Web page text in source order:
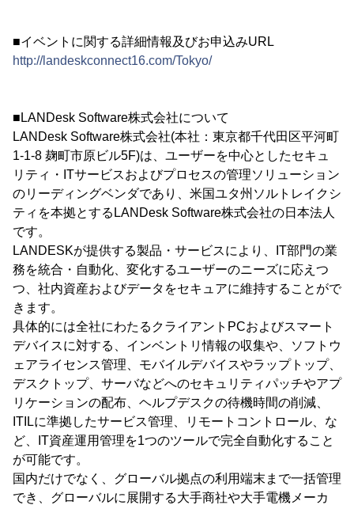
■イベントに関する詳細情報及びお申込みURL
http://landeskconnect16.com/Tokyo/
■LANDesk Software株式会社について
LANDesk Software株式会社(本社：東京都千代田区平河町
1-1-8 麹町市原ビル5F)は、ユーザーを中心としたセキュ
リティ・ITサービスおよびプロセスの管理ソリューション
のリーディングベンダであり、米国ユタ州ソルトレイクシ
ティを本拠とするLANDesk Software株式会社の日本法人
です。
LANDESKが提供する製品・サービスにより、IT部門の業
務を統合・自動化、変化するユーザーのニーズに応えつ
つ、社内資産およびデータをセキュアに維持することがで
きます。
具体的には全社にわたるクライアントPCおよびスマート
デバイスに対する、インベントリ情報の収集や、ソフトウ
ェアライセンス管理、モバイルデバイスやラップトップ、
デスクトップ、サーバなどへのセキュリティパッチやアプ
リケーションの配布、ヘルプデスクの待機時間の削減、
ITILに準拠したサービス管理、リモートコントロール、な
ど、IT資産運用管理を1つのツールで完全自動化すること
が可能です。
国内だけでなく、グローバル拠点の利用端末まで一括管理
でき、グローバルに展開する大手商社や大手電機メーカ